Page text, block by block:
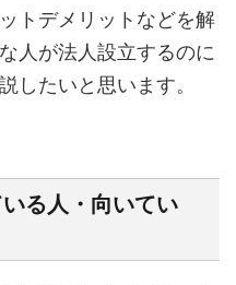
トデメリットなどを解
人が法人設立するのに
したいと思います。
る人・向いてい